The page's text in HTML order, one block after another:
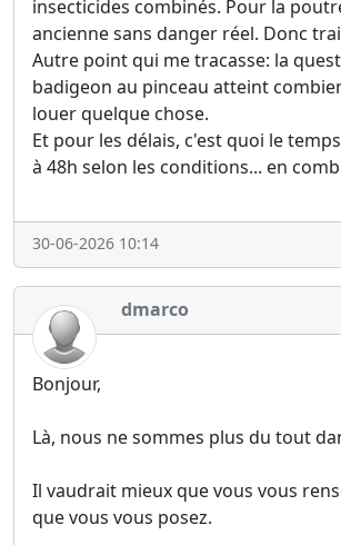
insecticides combinés. Pour la
ancienne sans danger réel. Donc
Autre point qui me tracasse: la
badigeon au pinceau atteint
louer quelque chose.
Et pour les délais, c'est quoi le
à 48h selon les conditions... en
30-06-2026 10:14
dmarco
Bonjour,
Là, nous ne sommes plus du tout
Il vaudrait mieux que vous vous
que vous vous posez.